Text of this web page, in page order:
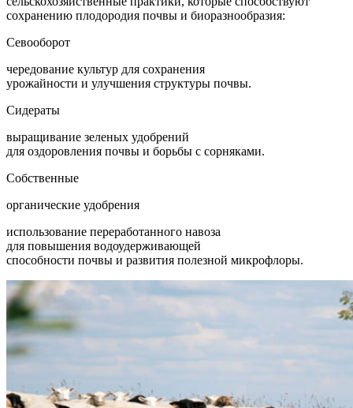
сохранению плодородия почвы и биоразнообразия:
Севооборот
чередование культур для сохранения
урожайности и улучшения структуры почвы.
Сидераты
выращивание зеленых удобрений
для оздоровления почвы и борьбы с сорняками.
Собственные
органические удобрения
использование переработанного навоза
для повышения водоудерживающей
способности почвы и развития полезной микрофлоры.